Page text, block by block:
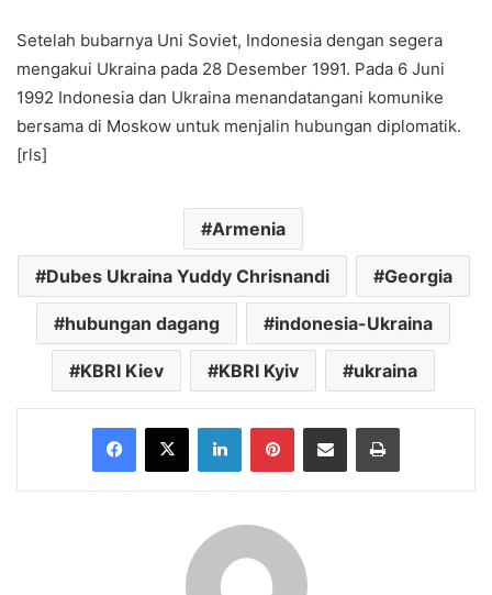
Setelah bubarnya Uni Soviet, Indonesia dengan segera
mengakui Ukraina pada 28 Desember 1991. Pada 6 Juni
1992 Indonesia dan Ukraina menandatangani komunike
bersama di Moskow untuk menjalin hubungan diplomatik.
[rls]
Armenia
Dubes Ukraina Yuddy Chrisnandi Georgia
hubungan dagang indonesia-Ukraina
KBRI Kiev KBRI Kyiv ukraina
Facebook
X LinkedInPinterestShare via Email Print